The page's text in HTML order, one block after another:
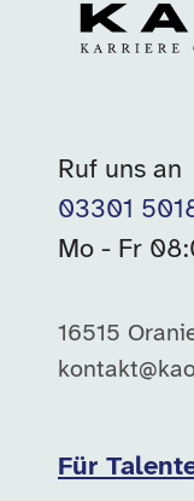
Ruf uns an
03301
Mo - Fr
16515
Für